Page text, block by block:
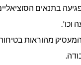
בתנאים
וכו'.
מהוראות בטיחות